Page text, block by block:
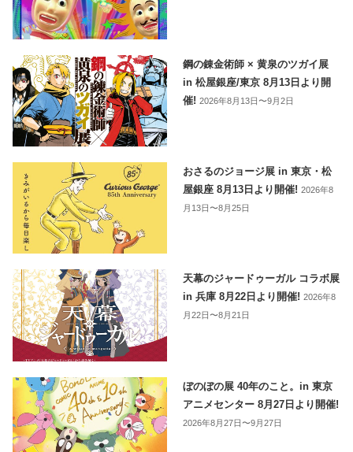
鋼の錬金術師 × 黄泉のツガイ展
in 松屋銀座/東京 8月13日より開
催!2026年8月13日〜9月2日
おさるのジョージ展 in 東京・松
屋銀座 8月13日より開催!2026年8
月13日〜8月25日
天幕のジャードゥーガル コラボ展
in 兵庫 8月22日より開催!2026年8
月22日〜8月21日
ぼのぼの展 40年のこと。in 東京
アニメセンター 8月27日より開催!
2026年8月27日〜9月27日